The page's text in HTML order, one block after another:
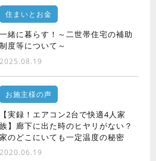
住まいとお金
一緒に暮らす！～二世帯住宅の補助
制度等について～
2025.08.19
お施主様の声
【実録！エアコン2台で快適4人家
族】廊下に出た時のヒヤリがない？
家のどこにいても一定温度の秘密
2020.06.19